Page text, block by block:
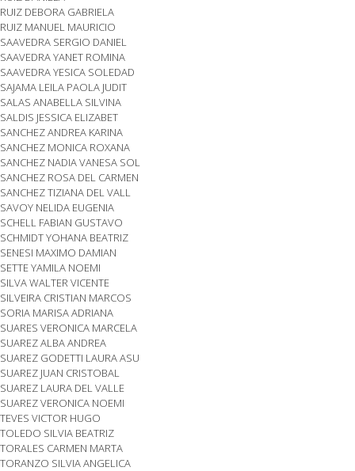
RUIZ DEBORA GABRIELA
RUIZ MANUEL MAURICIO
SAAVEDRA SERGIO DANIEL
SAAVEDRA YANET ROMINA
SAAVEDRA YESICA SOLEDAD
SAJAMA LEILA PAOLA JUDIT
SALAS ANABELLA SILVINA
SALDIS JESSICA ELIZABET
SANCHEZ ANDREA KARINA
SANCHEZ MONICA ROXANA
SANCHEZ NADIA VANESA SOL
SANCHEZ ROSA DEL CARMEN
SANCHEZ TIZIANA DEL VALL
SAVOY NELIDA EUGENIA
SCHELL FABIAN GUSTAVO
SCHMIDT YOHANA BEATRIZ
SENESI MAXIMO DAMIAN
SETTE YAMILA NOEMI
SILVA WALTER VICENTE
SILVEIRA CRISTIAN MARCOS
SORIA MARISA ADRIANA
SUARES VERONICA MARCELA
SUAREZ ALBA ANDREA
SUAREZ GODETTI LAURA ASU
SUAREZ JUAN CRISTOBAL
SUAREZ LAURA DEL VALLE
SUAREZ VERONICA NOEMI
TEVES VICTOR HUGO
TOLEDO SILVIA BEATRIZ
TORALES CARMEN MARTA
TORANZO SILVIA ANGELICA